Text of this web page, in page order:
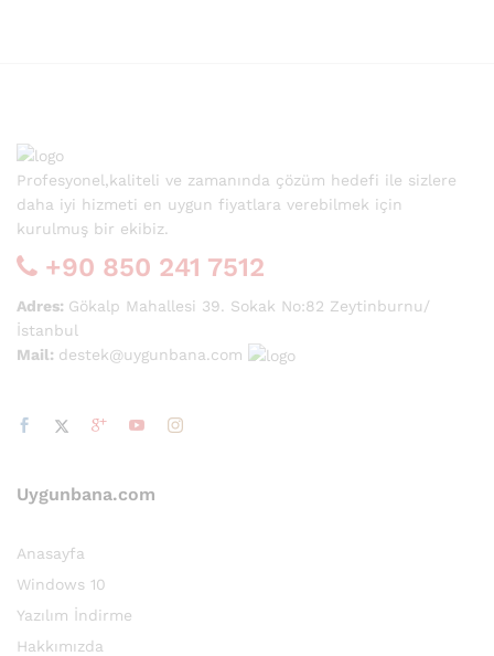
Profesyonel,kaliteli ve zamanında çözüm hedefi ile sizlere
daha iyi hizmeti en uygun fiyatlara verebilmek için
kurulmuş bir ekibiz.
+90 850 241 7512
Adres: Gökalp Mahallesi 39. Sokak No:82 Zeytinburnu/
İstanbul
Mail: destek@uygunbana.com
Uygunbana.com
Anasayfa
Windows 10
Yazılım İndirme
Hakkımızda